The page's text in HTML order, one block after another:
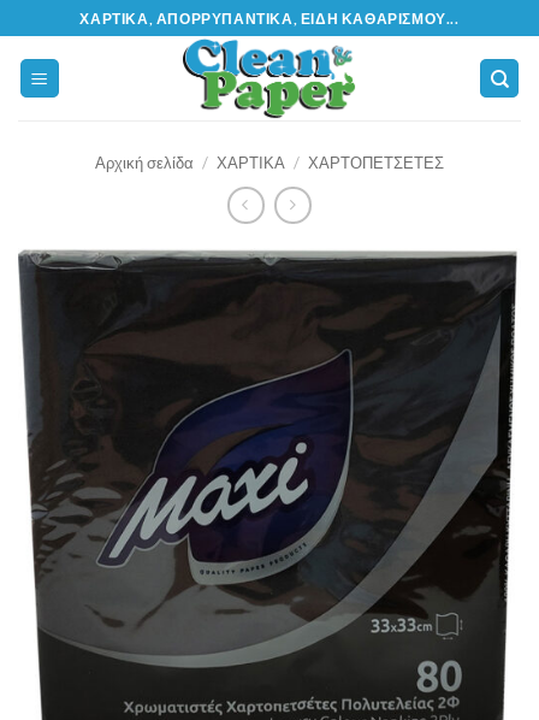
Μετάβαση
στο
περιεχόμενο
ΧΑΡΤΙΚΆ, ΑΠΟΡΡΥΠΑΝΤΙΚΆ, ΕΊΔΗ ΚΑΘΑΡΙΣΜΟΎ...
Αρχική σελίδα / ΧΑΡΤΙΚΑ / ΧΑΡΤΟΠΕΤΣΕΤΕΣ